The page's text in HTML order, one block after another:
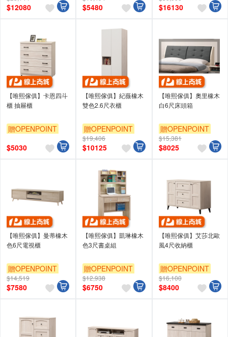
$12080 $5480 $16130
【唯熙傢俱】卡恩四斗
櫃 抽屜櫃
贈OPENPOINT
$5030
【唯熙傢俱】紀薇橡木
雙色2.6尺衣櫃
贈OPENPOINT
$19,406
$10125
【唯熙傢俱】奧里橡木
白6尺床頭箱
贈OPENPOINT
$15,381
$8025
【唯熙傢俱】曼蒂橡木
色6尺電視櫃
贈OPENPOINT
$14,519
$7580
【唯熙傢俱】凱琳橡木
色3尺書桌組
贈OPENPOINT
$12,938
$6750
【唯熙傢俱】艾莎北歐
風4尺收納櫃
贈OPENPOINT
$16,100
$8400